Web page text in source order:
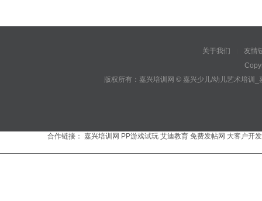
关于我们
友情
版权所有：嘉兴培训网 © 嘉兴少儿/幼儿艺术培训
合作链接： 嘉兴培训网 PP游戏试玩 艾迪教育 免费发帖网 大客户开